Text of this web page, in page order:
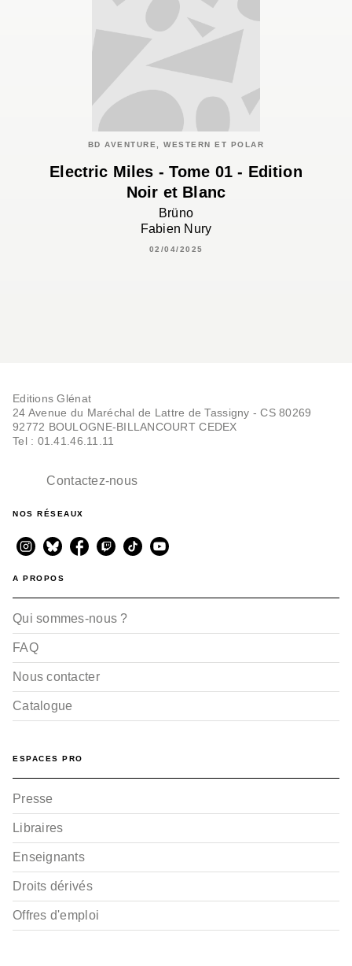
BD AVENTURE, WESTERN ET POLAR
Electric Miles - Tome 01 - Edition
Noir et Blanc
Brüno
Fabien Nury
02/04/2025
Editions Glénat
24 Avenue du Maréchal de Lattre de Tassigny - CS 80269
92772 BOULOGNE-BILLANCOURT CEDEX
Tel : 01.41.46.11.11
Contactez-nous
NOS RÉSEAUX
A PROPOS
Qui sommes-nous ?
FAQ
Nous contacter
Catalogue
ESPACES PRO
Presse
Libraires
Enseignants
Droits dérivés
Offres d'emploi